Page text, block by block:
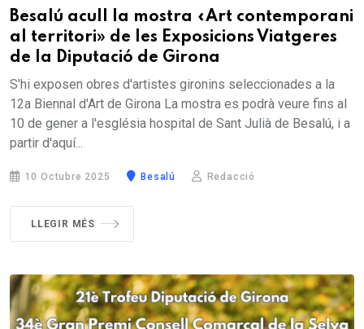
Besalú acull la mostra «Art contemporani
al territori» de les Exposicions Viatgeres
de la Diputació de Girona
S'hi exposen obres d'artistes gironins seleccionades a la
12a Biennal d'Art de Girona La mostra es podrà veure fins al
10 de gener a l'església hospital de Sant Julià de Besalú, i a
partir d'aquí...
10 Octubre 2025 Besalú Redacció
LLEGIR MÉS